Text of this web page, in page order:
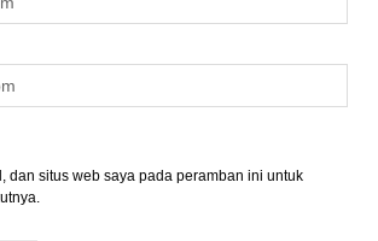
dan situs web saya pada peramban ini untuk